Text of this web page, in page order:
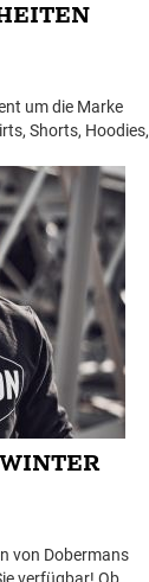
um die Marke
Shorts, Hoodies,
von Dobermans